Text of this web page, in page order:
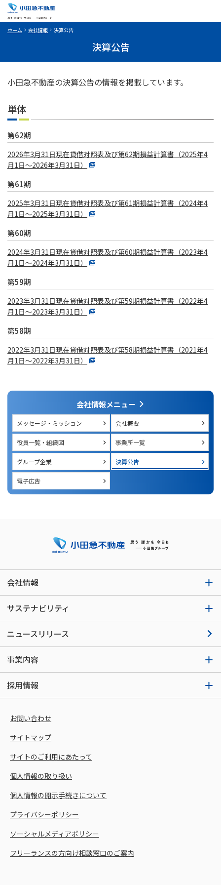
ホーム 会社情報 決算公告
決算公告
小田急不動産の決算公告の情報を掲載しています。
単体
第62期
2026年3月31日現在貸借対照表及び第62期損益計算書（2025年4
月1日～2026年3月31日）
第61期
2025年3月31日現在貸借対照表及び第61期損益計算書（2024年4
月1日～2025年3月31日）
第60期
2024年3月31日現在貸借対照表及び第60期損益計算書（2023年4
月1日～2024年3月31日）
第59期
2023年3月31日現在貸借対照表及び第59期損益計算書（2022年4
月1日～2023年3月31日）
第58期
2022年3月31日現在貸借対照表及び第58期損益計算書（2021年4
月1日～2022年3月31日）
会社情報メニュー
メッセージ・ミッション 会社概要
役員一覧・組織図 事業所一覧
グループ企業 決算公告
電子広告
会社情報
サステナビリティ
ニュースリリース
事業内容
採用情報
お問い合わせ
サイトマップ
サイトのご利用にあたって
個人情報の取り扱い
個人情報の開示手続きについて
プライバシーポリシー
ソーシャルメディアポリシー
フリーランスの方向け相談窓口のご案内